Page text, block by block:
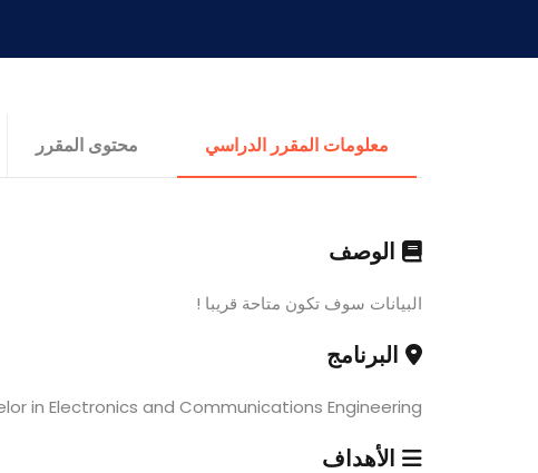
معلومات المقرر الدراسي محتوى المقرر
الوصف
البيانات سوف تكون متاحة قريبا !
البرنامج
in Electronics and Communications Engineering
الأهداف